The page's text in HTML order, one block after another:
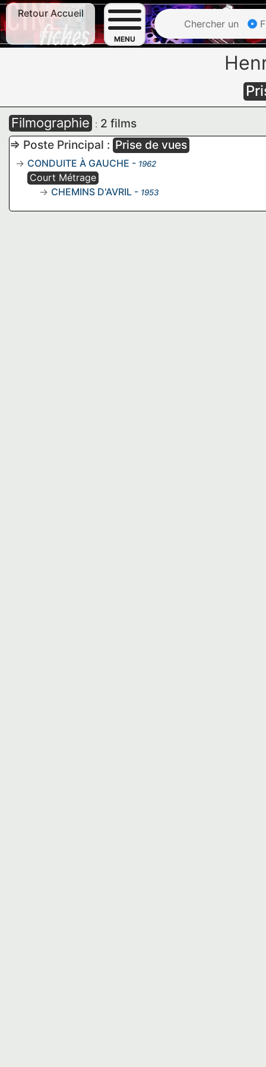
Retour Accueil
MENU
Chercher un
Filmographie : 2 films
=> Poste Principal : Prise de vues
CONDUITE À GAUCHE - 1962
Court Métrage
CHEMINS D'AVRIL - 1953